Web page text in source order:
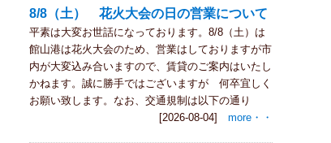
8/8（土） 花火大会の日の営業について
平素は大変お世話になっております。8/8（土）は
館山港は花火大会のため、営業はしておりますが市
内が大変込み合いますので、賃貸のご案内はいたし
かねます。誠に勝手ではございますが 何卒宜しく
お願い致します。なお、交通規制は以下の通り
[2026-08-04] more・・